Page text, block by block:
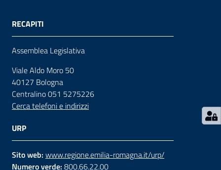
Seguici
RECAPITI
Assemblea Legislativa
Viale Aldo Moro 50
40127 Bologna
Centralino 051 5275226
Cerca telefoni e indirizzi
URP
Sito web: www.regione.emilia-romagna.it/urp/
Numero verde: 800.66.22.00